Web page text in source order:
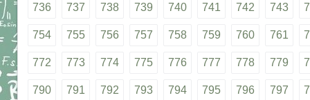
736 737 738 739 740 741 742 743
754 755 756 757 758 759 760 761
772 773 774 775 776 777 778 779
790 791 792 793 794 795 796 797